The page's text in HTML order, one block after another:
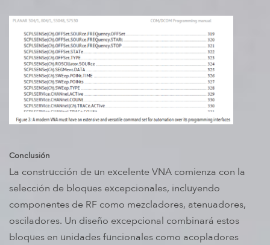
Conclusión
La construcción de un excelente VNA comienza con la
selección de bloques excepcionales, incluyendo
componentes de RF como mezcladores, atenuadores,
osciladores. Un diseño excepcional combinará estos
bloques en unidades funcionales como acopladores